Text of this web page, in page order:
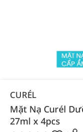
CURÉL
Mặt Nạ Curél
27ml x 4pcs